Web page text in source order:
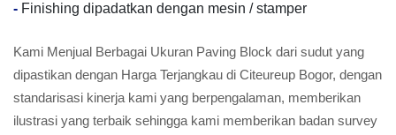
- Finishing dipadatkan dengan mesin / stamper
Kami Menjual Berbagai Ukuran Paving Block dari sudut yang
dipastikan dengan Harga Terjangkau di Citeureup Bogor, dengan
standarisasi kinerja kami yang berpengalaman, memberikan
ilustrasi yang terbaik sehingga kami memberikan badan survey